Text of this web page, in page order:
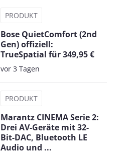
PRODUKT
Bose QuietComfort (2nd
Gen) offiziell:
TrueSpatial für 349,95 €
vor 3 Tagen
PRODUKT
Marantz CINEMA Serie 2:
Drei AV-Geräte mit 32-
Bit-DAC, Bluetooth LE
Audio und ...